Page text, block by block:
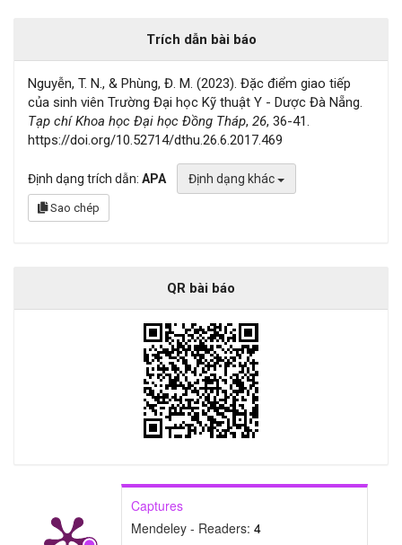
Trích dẫn bài báo
Nguyễn, T. N., & Phùng, Đ. M. (2023). Đặc điểm giao tiếp
của sinh viên Trường Đại học Kỹ thuật Y - Dược Đà Nẵng.
Tạp chí Khoa học Đại học Đồng Tháp, 26, 36-41.
https://doi.org/10.52714/dthu.26.6.2017.469
Định dạng trích dẫn: APA Định dạng khác
Sao chép
QR bài báo
Captures
Mendeley - Readers: 4